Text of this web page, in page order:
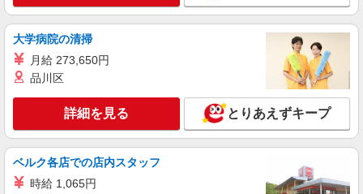
大学病院の清掃
月給 273,650円
品川区
詳細を見る とりあえずキープ
ベルク各店での店内スタッフ
時給 1,065円